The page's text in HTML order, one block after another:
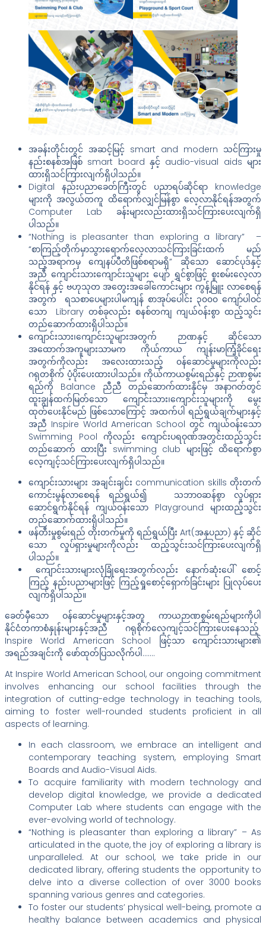
အခန်းတိုင်းတွင် အဆင့်မြင့် smart and modern သင်ကြားမှု
နည်းစနစ်အဖြစ် smart board နှင့် audio-visual aids များ
ထားရှိသင်ကြားလျက်ရှိပါသည်။
Digital နည်းပညာခေတ်ကြီးတွင် ပညာရပ်ဆိုင်ရာ knowledge
များကို အလွယ်တကူ ထိရောက်လျှင်မြန်စွာ လေ့လာနိုင်ရန်အတွက်
Computer Lab ခန်းများလည်းထားရှိသင်ကြားပေးလျက်ရှိ
ပါသည်။
“Nothing is pleasanter than exploring a library” –
“စာကြည့်တိုက်မှာသွားရောက်လေ့လာသင်ကြားခြင်းထက် မည်
သည့်အရာကမှ ကျေနပ်ပီတိဖြစ်စရာမရှိ” ဆိုသော ဆောင်ပုဒ်နှင့်
အညီ ကျောင်းသားကျောင်းသူများ ပျော် ရွှင်စွာဖြင့် စူးစမ်းလေ့လာ
နိုင်ရန် နှင့် ဗဟုသုတ အတွေးအခေါ်ကောင်းများ ကွန့်မြူး လာစေရန်
အတွက် ရသစာပေများပါမကျန် စာအုပ်ပေါင်း ၃၀၀၀ ကျော်ပါဝင်
သော Library တစ်ခုလည်း စနစ်တကျ ကျယ်၀န်းစွာ ထည့်သွင်း
တည်ဆောက်ထားရှိပါသည်။
ကျောင်းသား၊ကျောင်းသူများအတွက် ဉာဏနှင့် ဆိုင်သော
အထောက်အကူများသာမက ကိုယ်ကာယ ကျန်းမာကြံ့ခိုင်ရေး
အတွက်ကိုလည်း အလေးထားသည့် ၀န်ဆောင်မှုများကိုလည်း
ဂရုတစိုက် ပံ့ပိုးပေးထားပါသည်။ ကိုယ်ကာယစွမ်းရည်နှင့် ဉာဏစွမ်း
ရည်ကို Balance ညီညီ တည်ဆောက်ထားနိုင်မှ အနာဂတ်တွင်
ထူးချွန်ထက်မြတ်သော ကျောင်းသား၊ကျောင်းသူများကို မွေး
ထုတ်ပေးနိုင်မည် ဖြစ်သောကြောင့် အထက်ပါ ရည်ရွယ်ချက်များနှင့်
အညီ Inspire World American School တွင် ကျယ်ဝန်းသော
Swimming Pool ကိုလည်း ကျောင်းပရဝုဏ်အတွင်းထည့်သွင်း
တည်ဆောက် ထားပြီး swimming club များဖြင့် ထိရောက်စွာ
လေ့ကျင့်သင်ကြားပေးလျက်ရှိပါသည်။
ကျောင်းသားများ အချင်းချင်း communication skills တိုးတက်
ကောင်းမွန်လာစေရန် ရည်ရွယ်၍ သဘာဝဆန်စွာ လှုပ်ရှား
ဆောင်ရွက်နိုင်ရန် ကျယ်ဝန်းသော Playground များထည့်သွင်း
တည်ဆောက်ထားရှိပါသည်။
ဖန်တီးမှုစွမ်းရည် တိုးတက်မှုကို ရည်ရွယ်ပြီး Art(အနုပညာ) နှင့် ဆိုင်
သော လှုပ်ရှားမှုများကိုလည်း ထည့်သွင်းသင်ကြားပေးလျက်ရှိ
ပါသည်။
ကျောင်းသားများလုံခြုံရေးအတွက်လည်း နောက်ဆုံးပေါ် စောင့်
ကြည့် နည်းပညာများဖြင့် ကြည့်ရှုစောင့်ရှောက်ခြင်းများ ပြုလုပ်ပေး
လျက်ရှိပါသည်။
ခေတ်မှီသော ဝန်ဆောင်မှုများနှင့်အတူ ကာယဉာဏစွမ်းရည်များကိုပါ
နိုင်ငံတကာစံနှုန်းများနှင့်အညီ ဂရုစိုက်လေ့ကျင့်သင်ကြားပေးနေသည့်
Inspire World American School ဖြင့်သာ ကျောင်းသားများ၏
အရည်အချင်းကို ဖော်ထုတ်ပြသလိုက်ပါ…….
At Inspire World American School, our ongoing commitment
involves enhancing our school facilities through the
integration of cutting-edge technology in teaching tools,
aiming to foster well-rounded students proficient in all
aspects of learning.
In each classroom, we embrace an intelligent and
contemporary teaching system, employing Smart
Boards and Audio-Visual Aids.
To acquire familiarity with modern technology and
develop digital knowledge, we provide a dedicated
Computer Lab where students can engage with the
ever-evolving world of technology.
“Nothing is pleasanter than exploring a library” – As
articulated in the quote, the joy of exploring a library is
unparalleled. At our school, we take pride in our
dedicated library, offering students the opportunity to
delve into a diverse collection of over 3000 books
spanning various genres and categories.
To foster our students’ physical well-being, promote a
healthy balance between academics and physical